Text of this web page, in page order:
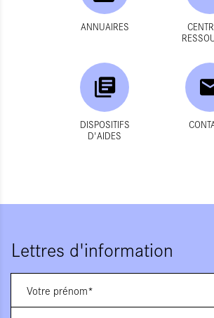
ANNUAIRES
DISPOSITIFS
D'AIDES
Lettres d'information